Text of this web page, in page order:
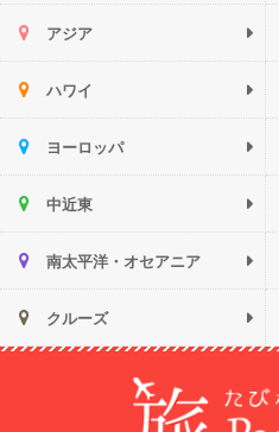
アジア
ハワイ
ヨーロッパ
中近東
南太平洋・オセアニア
クルーズ